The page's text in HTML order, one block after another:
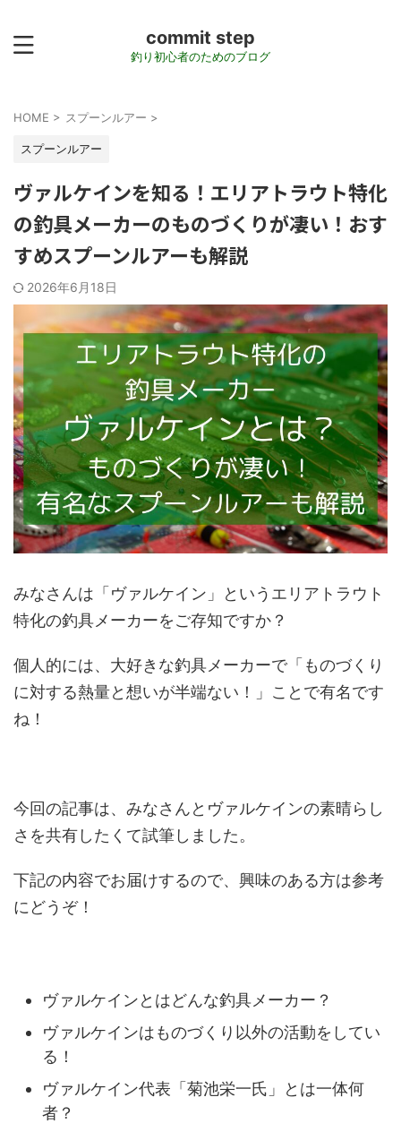
commit step
釣り初心者のためのブログ
HOME > スプーンルアー >
スプーンルアー
ヴァルケインを知る！エリアトラウト特化
の釣具メーカーのものづくりが凄い！おす
すめスプーンルアーも解説
2026年6月18日
みなさんは「ヴァルケイン」というエリアトラウト
特化の釣具メーカーをご存知ですか？
個人的には、大好きな釣具メーカーで「ものづくり
に対する熱量と想いが半端ない！」ことで有名です
ね！
今回の記事は、みなさんとヴァルケインの素晴らし
さを共有したくて試筆しました。
下記の内容でお届けするので、興味のある方は参考
にどうぞ！
ヴァルケインとはどんな釣具メーカー？
ヴァルケインはものづくり以外の活動をしてい
る！
ヴァルケイン代表「菊池栄一氏」とは一体何
者？